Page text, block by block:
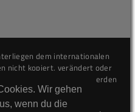
Wir gehen
wenn du die
dem internationalen
nicht kopiert, verändert oder
Gegen Verstöße werden